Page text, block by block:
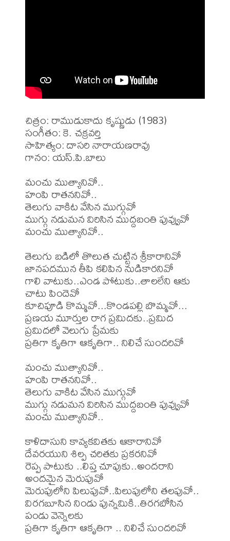
చిత్రం: రాముడుకాదు కృష్ణుడు (1983)
సంగీతం: కె. చక్రవర్తి
సాహిత్యం: దాసరి నారాయణరావు
గానం: యస్.పి.బాలు
మంచు ముత్యానివో..
హంపి రాతననివో..
తెలుగు వాకిట వేసిన ముగ్గువో
ముగ్గు నడుమన విరిసిన ముద్దబంతి పువ్వువో
మంచు ముత్యానివో..
తెలుగు బడిలో తొలుత చుట్టిన శ్రీకారానివో
జానపదమున తీపి కలిపిన నుడికారనివో
గాలి వాటుకు..ఎండ పోటుకు..తాలలేని ఆకు
చాటు పిందెవో
కూచిపూడి కొమ్మవో...కొండపల్లి బొమ్మవో...
ప్రణయ మూర్తుల రాగ ప్రమిదకు..ప్రమిద
ప్రమిదలో వెలుగు ప్రేమకు
ప్రతిగా కృతిగా ఆకృతిగా.. నిలిచే సుందరివో
మంచు ముత్యానివో..
హంపి రాతననివో..
తెలుగు వాకిట వేసిన ముగ్గువో
ముగ్గు నడుమన విరిసిన ముద్దబంతి పువ్వువో
మంచు ముత్యానివో..
కాళిదాసుని కావ్యకవితకు ఆకారానివో
దేవరయుని శిల్ప చరితకు ప్రకరనివో
రెప్ప పాటుకు ..లిప్త చూపుకు..అందరాని
అందమైన మెరుపువో
మెరుపులోని పిలుపువో..పిలుపులోని తలపువో..
విరగబూసిన నిండు పున్నమికి..తిరగబోసిన
పండు వెన్నెలకు
ప్రతిగా కృతిగా ఆకృతిగా .. నిలిచే సుందరివో